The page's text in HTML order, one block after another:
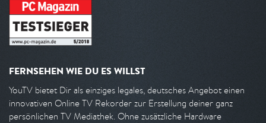
FERNSEHEN WIE DU ES WILLST
YouTV bietet Dir als einziges legales, deutsches Angebot einen
innovativen Online TV Rekorder zur Erstellung deiner ganz
persönlichen TV Mediathek. Ohne zusätzliche Hardware